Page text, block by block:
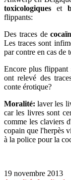
toxicologiques et
flippants:
Des traces de
Les traces sont
par contre en cas de
Encore plus
ont relevé des
conte érotique?
Moralité: laver les
car les livres sont
comme les claviers
copain que l'herpès
à la police pour la
19 novembre 2013